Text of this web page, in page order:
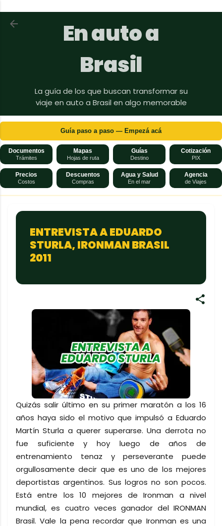
Ir al contenido principal
En auto a
Brasil
La guía de los que buscan transformar su
viaje en auto a Brasil en algo memorable
Guía paso a paso — Empezá acá
Documentos
Trámites
Mapas
Hojas de ruta
Guías
Destino
Cotización
PIX
Precios
Costos
Descuentos
Compras
Agua y Salud
En el mar
Agencia
de Viajes
ENTREVISTA A EDUARDO
STURLA, IRONMAN BRASIL
2011
Quizás salir último en su primer maratón a los 16
años haya sido el motivo que impulsó a Eduardo
Martín Sturla a querer superarse. Una derrota no
fue suficiente y hoy luego de años de
entrenamiento tenaz y perseverante puede
orgullosamente decir que es uno de los mejores
deportistas argentinos. Sus logros no son pocos.
Está entre los 10 mejores de Ironman a nivel
mundial, es cuatro veces ganador del IRONMAN
Brasil. Vale la pena recordar que Ironman es una